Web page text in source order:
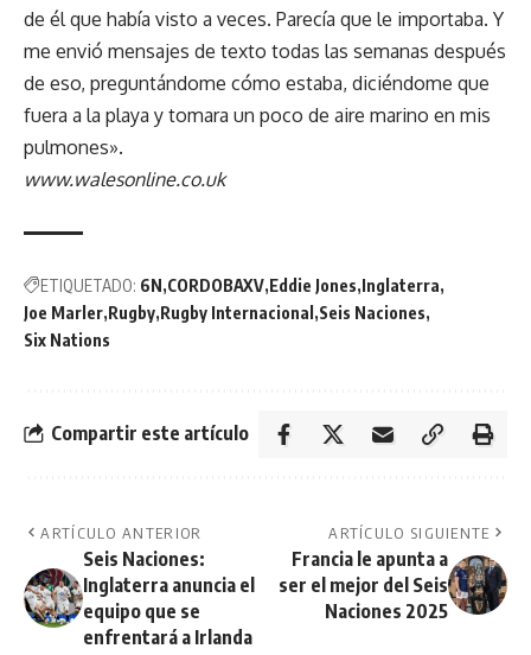
de él que había visto a veces. Parecía que le importaba. Y
me envió mensajes de texto todas las semanas después
de eso, preguntándome cómo estaba, diciéndome que
fuera a la playa y tomara un poco de aire marino en mis
pulmones».
www.walesonline.co.uk
ETIQUETADO: 6N CORDOBAXV Eddie Jones Inglaterra
Joe Marler Rugby Rugby Internacional Seis Naciones
Six Nations
Compartir este artículo
ARTÍCULO ANTERIOR
Seis Naciones:
Inglaterra anuncia el
equipo que se
enfrentará a Irlanda
ARTÍCULO SIGUIENTE
Francia le apunta a
ser el mejor del Seis
Naciones 2025